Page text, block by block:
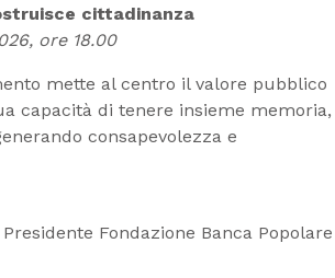
cittadinanza
ore 18.00
mette al centro il valore pubblico
capacità di tenere insieme memoria,
consapevolezza e
Presidente Fondazione Banca Popolare